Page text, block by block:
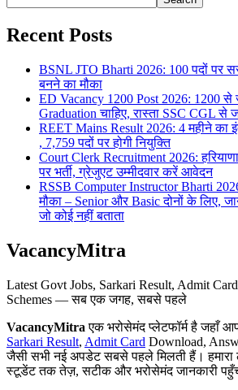
Recent Posts
BSNL JTO Bharti 2026: 100 पदों पर
बनने का मौका
ED Vacancy 1200 Post 2026: 1200 से
Graduation चाहिए, रास्ता SSC CGL से
REET Mains Result 2026: 4 महीने का
, 7,759 पदों पर होगी नियुक्ति
Court Clerk Recruitment 2026:
पर भर्ती, ग्रेजुएट उम्मीदवार करें आवेदन
RSSB Computer Instructor Bharti
मौका – Senior और Basic दोनों के लिए,
जो कोई नहीं बताता
VacancyMitra
Latest Govt Jobs, Sarkari Result, Admit
Schemes — सब एक जगह, सबसे पहले
VacancyMitra एक भरोसेमंद प्लेटफॉर्म है जहाँ
Sarkari Result, Admit Card Download,
जैसी सभी नई अपडेट सबसे पहले मिलती हैं। हमारा
स्टूडेंट तक तेज़, सटीक और भरोसेमंद जानकारी